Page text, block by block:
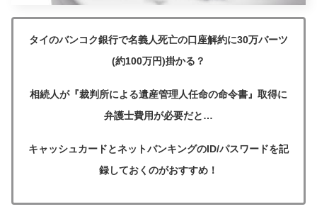
タイのバンコク銀行で名義人死亡の口座解約に30万バーツ
(約100万円)掛かる？
相続人が『裁判所による遺産管理人任命の命令書』取得に
弁護士費用が必要だと…
キャッシュカードとネットバンキングのID/パスワードを記
録しておくのがおすすめ！